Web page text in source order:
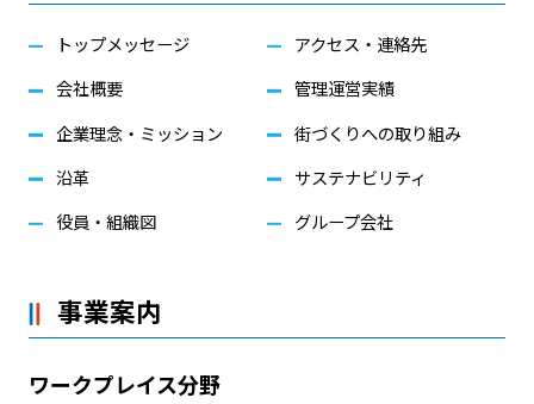
トップメッセージ
会社概要
企業理念・ミッション
沿革
役員・組織図
アクセス・連絡先
管理運営実績
街づくりへの取り組み
サステナビリティ
グループ会社
事業案内
ワークプレイス分野